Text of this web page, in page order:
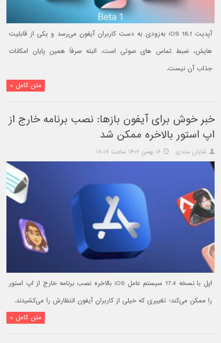
آپدیت iOS 18.1 به‌زودی به دست کاربران آیفون می‌رسد و یکی از قابلیت
هایش، ضبط تماس های صوتی است. البته صرفاً همین پایان امکانات
جذاب آن نیست.
متن کامل »
خبر خوش برای آیفون بازها: نصب برنامه خارج از
اپ استور بالاخره ممکن شد
شایان مددی ۰۶ بهمن ۱۴۰۲ ساعت ۱۸:۰۷
اپل با نسخه 17.4 سیستم عامل iOS بالاخره نصب برنامه خارج از اپ استور
را ممکن می‌کند؛ تغییری که خیلی از کاربران آیفون انتظارش را می‌کشیدند.
متن کامل »